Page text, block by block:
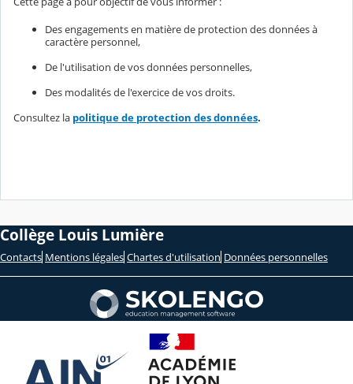
Des engagements en matière de protection des données à
caractère personnel,
De l'utilisation de vos données personnelles,
Des modalités de l'exercice de vos droits.
Consultez la politique de protection des données.
Collège Louis Lumière
Contacts Mentions légales Chartes d'utilisation Données personnelles